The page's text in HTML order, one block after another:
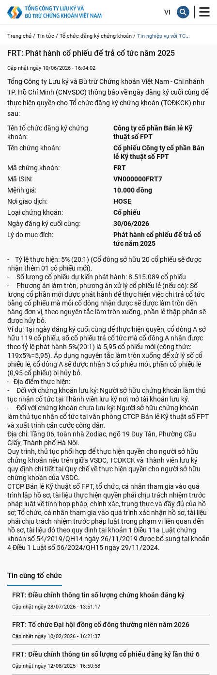
Trang chủ / Tin tức / Tổ chức đăng ký chứng khoán / Tin nghiệp vụ với TC...
FRT: Phát hành cổ phiếu để trả cổ tức năm 2025
Cập nhật ngày 10/06/2026 - 16:04:02
Tổng Công ty Lưu ký và Bù trừ Chứng khoán Việt Nam - Chi nhánh
TP. Hồ Chí Minh (CNVSDC) thông báo về ngày đăng ký cuối cùng để
thực hiện quyền cho Tổ chức đăng ký chứng khoán (TCĐKCK) như
sau:
Tên tổ chức đăng ký chứng
khoán:
Công ty cổ phần Bán lẻ Kỹ
thuật số FPT
Tên chứng khoán:
Cổ phiếu Công ty cổ phần Bán
lẻ Kỹ thuật số FPT
Mã chứng khoán:
FRT
Mã ISIN:
VN000000FRT7
Mệnh giá:
10.000 đồng
Nơi giao dịch:
HOSE
Loại chứng khoán:
Cổ phiếu
Ngày đăng ký cuối cùng:
30/06/2026
Lý do mục đích:
Phát hành cổ phiếu để trả cổ
tức năm 2025
- Tỷ lệ thực hiện: 5% (20:1) (Cổ đông sở hữu 20 cổ phiếu sẽ được
nhận thêm 01 cổ phiếu mới).
- Số lượng cổ phiếu dự kiến phát hành: 8.515.089 cổ phiếu
- Phương án làm tròn, phương án xử lý cổ phiếu lẻ (nếu có): Số
lượng cổ phần mới được phát hành để thực hiện việc chi trả cổ tức
bằng cổ phiếu mà mỗi cổ đông nhận được sẽ được làm tròn đến
hàng đơn vị, theo nguyên tắc làm tròn xuống, phần lẻ thập phân sẽ
được hủy bỏ.
Ví dụ: Tại ngày đăng ký cuối cùng để thực hiện quyền, cổ đông A sở
hữu 119 cổ phiếu, số cổ phiếu trả cổ tức mà cổ đông A nhận được
theo tỷ lệ phát hành 5%(20:1) là 5,95 cổ phiếu mới (công thức:
119x5%=5,95). Áp dụng nguyên tắc làm tròn xuống để xử lý số cổ
phiếu lẻ, cổ đông A sẽ được nhận 5 cổ phiếu mới, phần cổ phiếu lẻ
(0,95 cổ phiếu) bị hủy bỏ.
- Địa điểm thực hiện:
- Đối với chứng khoán lưu ký: Người sở hữu chứng khoán làm thủ
tục nhận cổ tức tại Thành viên lưu ký nơi mở tài khoản lưu ký.
- Đối với chứng khoán chưa lưu ký: Người sở hữu chứng khoán
làm thủ tục nhận cổ tức tại văn phòng CTCP Bán lẻ Kỹ thuật số FPT
và xuất trình căn cước công dân.
Địa chỉ: Tầng 06, toàn nhà Zodiac, ngõ 19 Duy Tân, Phường Cầu
Giấy, Thành phố Hà Nội.
Quy trình, thủ tục phối hợp để thực hiện quyền cho người sở hữu
chứng khoán nêu trên giữa VSDC, TCĐKCK và Thành viên lưu ký
quy định chi tiết tại Quy chế về thực hiện quyền cho người sở hữu
chứng khoán của VSDC.
CTCP Bán lẻ Kỹ thuật số FPT, tổ chức, cá nhân tham gia vào quá
trình lập hồ sơ, tài liệu thực hiện quyền phải chịu trách nhiệm trước
pháp luật về tính hợp pháp, chính xác, trung thực và đầy đủ của hồ
sơ; Tổ chức, cá nhân tham gia vào quá trình xác nhận hồ sơ, tài liệu
phải chịu trách nhiệm trước pháp luật trong phạm vi liên quan đến
hồ sơ, tài liệu đó theo quy định tại khoản 1 Điều 11a Luật chứng
khoán số 54/2019/QH14 ngày 26/11/2019 được bổ sung tại khoản
4 Điều 1 Luật số 56/2024/QH15 ngày 29/11/2024.
Tin cùng tổ chức
FRT: Điều chỉnh thông tin số lượng chứng khoán đăng ký
Cập nhật ngày 28/07/2026 - 13:51:17
FRT: Tổ chức Đại hội đồng cổ đông thường niên năm 2026
Cập nhật ngày 10/02/2026 - 16:21:37
FRT: Điều chỉnh thông tin số lượng cổ phiếu đăng ký lần thứ 6
Cập nhật ngày 12/08/2025 - 16:50:58